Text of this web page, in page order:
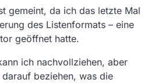
Kenntnis, dass ich da einem
aufgesessen sein dürfte.
Filmliste hat es “Neu”-
ich so interpretiert:
gemeint, da ich das letzte Mal
des Listenformats – eine
geöffnet hatte.
ich nachvollziehen, aber
beziehen, was die